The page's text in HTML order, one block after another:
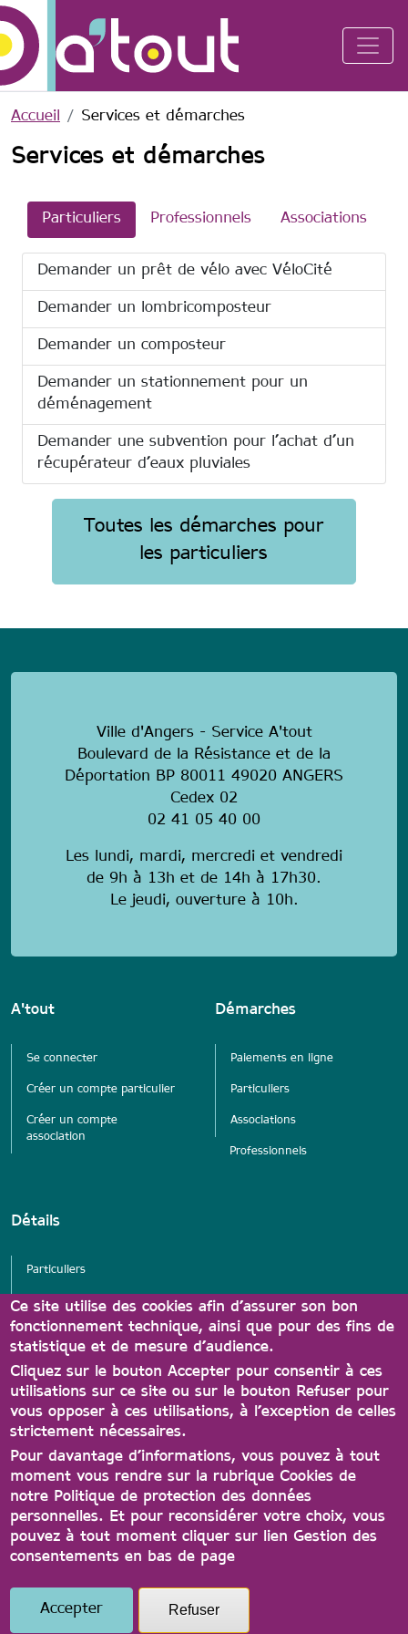
Ce site utilise des cookies afin d’assurer son bon
fonctionnement technique, ainsi que pour des fins de
statistique et de mesure d’audience.
Cliquez sur le bouton Accepter pour consentir à ces
utilisations sur ce site ou sur le bouton Refuser pour
vous opposer à ces utilisations, à l’exception de celles
strictement nécessaires.
Pour davantage d’informations, vous pouvez à tout
moment vous rendre sur la rubrique Cookies de
notre Politique de protection des données
personnelles. Et pour reconsidérer votre choix, vous
pouvez à tout moment cliquer sur lien Gestion des
consentements en bas de page
Accepter Refuser
Accueil
Services et démarches
Services et démarches
Particuliers Professionnels Associations
Demander un prêt de vélo avec VéloCité
Demander un lombricomposteur
Demander un composteur
Demander un stationnement pour un
déménagement
Demander une subvention pour l’achat d’un
récupérateur d’eaux pluviales
Toutes les démarches pour
les particuliers
Ville d'Angers - Service A'tout
Boulevard de la Résistance et de la
Déportation BP 80011 49020 ANGERS
Cedex 02
02 41 05 40 00
Les lundi, mardi, mercredi et vendredi
de 9h à 13h et de 14h à 17h30.
Le jeudi, ouverture à 10h.
A'tout
Se connecter
Créer un compte particulier
Créer un compte
association
Démarches
Paiements en ligne
Particuliers
Associations
Professionnels
Détails
Particuliers
Services
Associations
Partenaires Carte A'tout
Contact Conditions générales d'utilisation
Protection des données Accessibilité
Gestion des consentements